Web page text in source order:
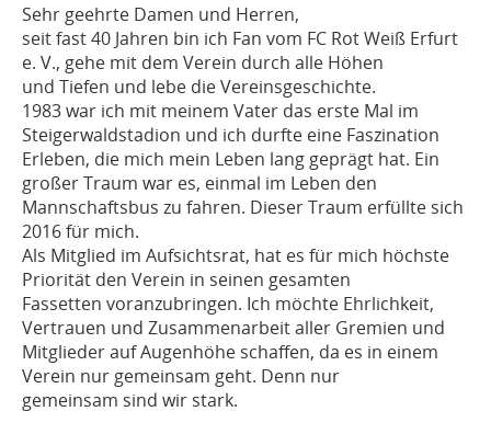
Sehr geehrte Damen und Herren,
seit fast 40 Jahren bin ich Fan vom FC Rot Weiß Erfurt
e. V., gehe mit dem Verein durch alle Höhen
und Tiefen und lebe die Vereinsgeschichte.
1983 war ich mit meinem Vater das erste Mal im
Steigerwaldstadion und ich durfte eine Faszination
Erleben, die mich mein Leben lang geprägt hat. Ein
großer Traum war es, einmal im Leben den
Mannschaftsbus zu fahren. Dieser Traum erfüllte sich
2016 für mich.
Als Mitglied im Aufsichtsrat, hat es für mich höchste
Priorität den Verein in seinen gesamten
Fassetten voranzubringen. Ich möchte Ehrlichkeit,
Vertrauen und Zusammenarbeit aller Gremien und
Mitglieder auf Augenhöhe schaffen, da es in einem
Verein nur gemeinsam geht. Denn nur
gemeinsam sind wir stark.